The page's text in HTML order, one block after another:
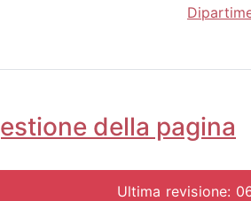
della pagina
Ultima revisione: